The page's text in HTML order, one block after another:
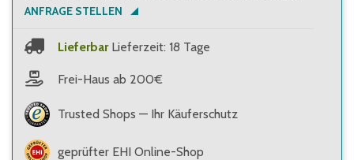
ANFRAGE STELLEN
Lieferbar Lieferzeit: 18 Tage
Frei-Haus ab 200€
Trusted Shops — Ihr Käuferschutz
geprüfter EHI Online-Shop